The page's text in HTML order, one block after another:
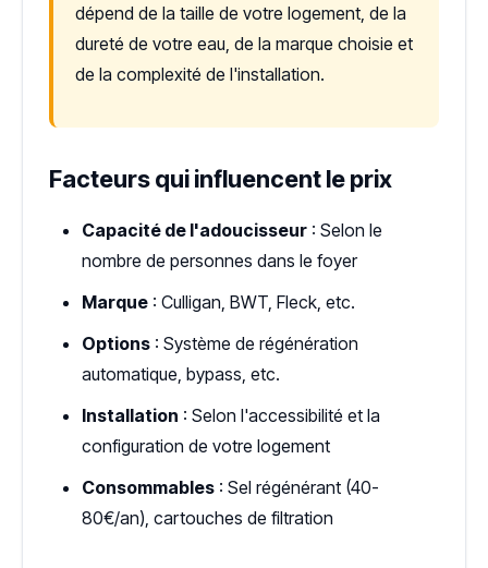
dépend de la taille de votre logement, de la
dureté de votre eau, de la marque choisie et
de la complexité de l'installation.
Facteurs qui influencent le prix
Capacité de l'adoucisseur : Selon le
nombre de personnes dans le foyer
Marque : Culligan, BWT, Fleck, etc.
Options : Système de régénération
automatique, bypass, etc.
Installation : Selon l'accessibilité et la
configuration de votre logement
Consommables : Sel régénérant (40-
80€/an), cartouches de filtration